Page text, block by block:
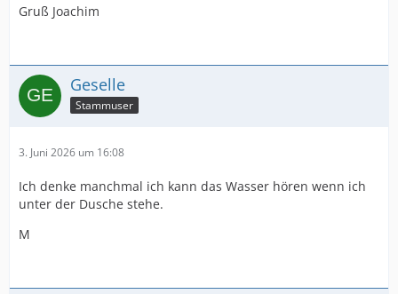
Gruß Joachim
Geselle
Stammuser
3. Juni 2026 um 16:08
Ich denke manchmal ich kann das Wasser hören wenn ich
unter der Dusche stehe.
M